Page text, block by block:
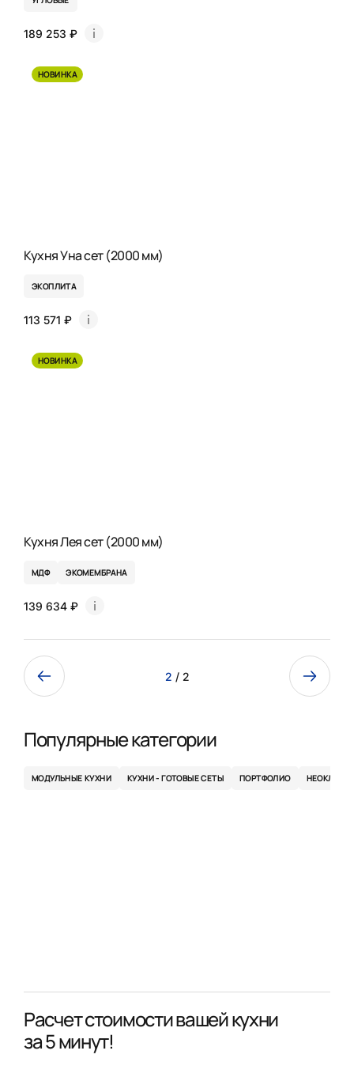
189 253 ₽
НОВИНКА
Кухня Уна сет (2000 мм)
ЭКОПЛИТА
113 571 ₽
НОВИНКА
Кухня Лея сет (2000 мм)
МДФ ЭКОМЕМБРАНА
139 634 ₽
2 / 2
Популярные категории
МОДУЛЬНЫЕ КУХНИ КУХНИ - ГОТОВЫЕ СЕТЫ ПОРТФОЛИО
Расчет стоимости вашей кухни
за 5 минут!